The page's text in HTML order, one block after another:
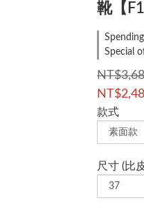
靴【
Special
款式
尺寸 (比